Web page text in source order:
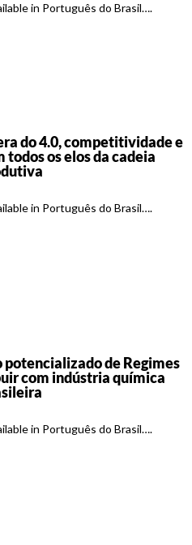
in Português do Brasil….
do 4.0, competitividade e
os elos da cadeia
in Português do Brasil….
potencializado de Regimes
com indústria química
in Português do Brasil….